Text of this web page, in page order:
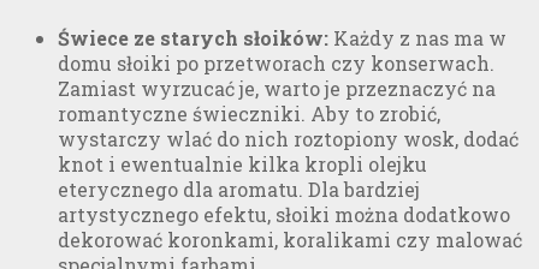
Świece ze starych słoików: Każdy z nas ma w
domu słoiki po przetworach czy konserwach.
Zamiast wyrzucać je, warto je przeznaczyć na
romantyczne świeczniki. Aby to zrobić,
wystarczy wlać do nich roztopiony wosk, dodać
knot i ewentualnie kilka kropli olejku
eterycznego dla aromatu. Dla bardziej
artystycznego efektu, słoiki można dodatkowo
dekorować koronkami, koralikami czy malować